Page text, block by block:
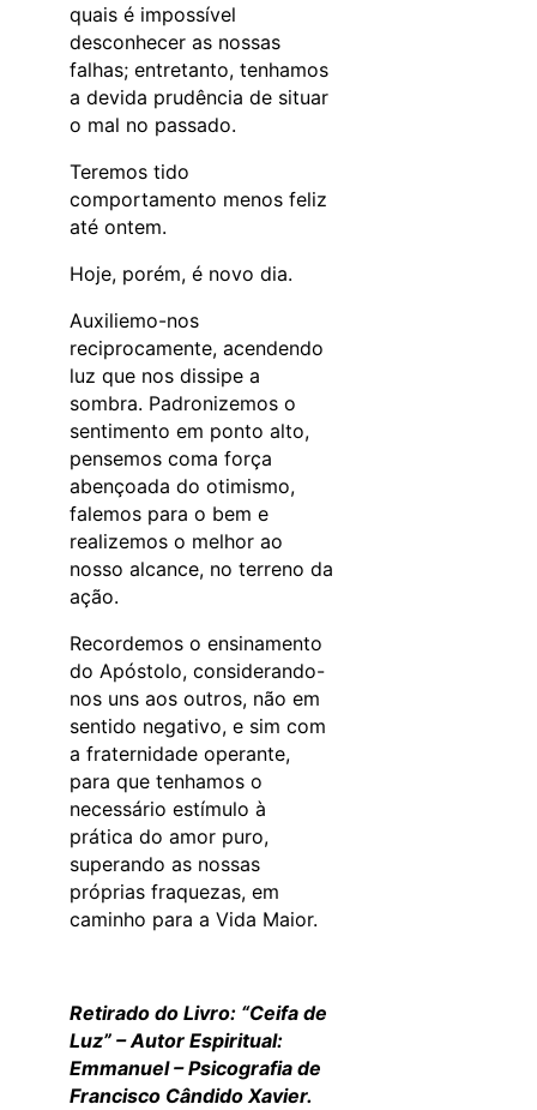
quais é impossível
desconhecer as nossas
falhas; entretanto, tenhamos
a devida prudência de situar
o mal no passado.
Teremos tido
comportamento menos feliz
até ontem.
Hoje, porém, é novo dia.
Auxiliemo-nos
reciprocamente, acendendo
luz que nos dissipe a
sombra. Padronizemos o
sentimento em ponto alto,
pensemos coma força
abençoada do otimismo,
falemos para o bem e
realizemos o melhor ao
nosso alcance, no terreno da
ação.
Recordemos o ensinamento
do Apóstolo, considerando-
nos uns aos outros, não em
sentido negativo, e sim com
a fraternidade operante,
para que tenhamos o
necessário estímulo à
prática do amor puro,
superando as nossas
próprias fraquezas, em
caminho para a Vida Maior.
Retirado do Livro: “Ceifa de
Luz” – Autor Espiritual:
Emmanuel – Psicografia de
Francisco Cândido Xavier.